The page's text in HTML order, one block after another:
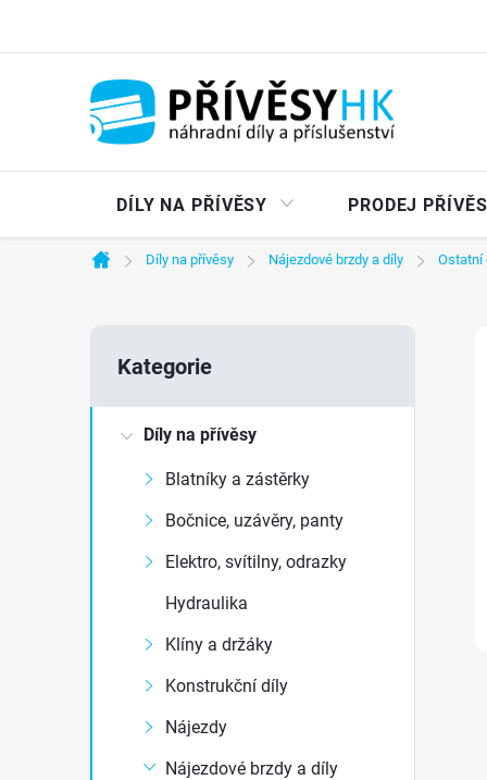
DÍLY NA PŘÍVĚSY PRODEJ
Domů
Díly na přívěsy Nájezdové brzdy a díly Ostatní
o
kategorie
Kategorie
Díly na přívěsy
Blatníky a zástěrky
Bočnice, uzávěry, panty
Elektro, svítilny, odrazky
Hydraulika
Klíny a držáky
Konstrukční díly
Nájezdy
Nájezdové brzdy a díly